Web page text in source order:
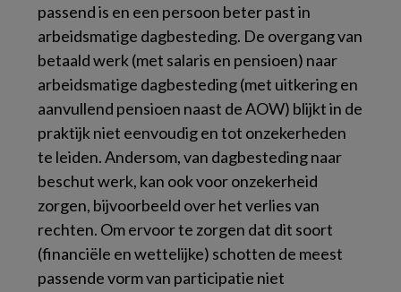
passend is en een persoon beter past in
arbeidsmatige dagbesteding. De overgang van
betaald werk (met salaris en pensioen) naar
arbeidsmatige dagbesteding (met uitkering en
aanvullend pensioen naast de AOW) blijkt in de
praktijk niet eenvoudig en tot onzekerheden
te leiden. Andersom, van dagbesteding naar
beschut werk, kan ook voor onzekerheid
zorgen, bijvoorbeeld over het verlies van
rechten. Om ervoor te zorgen dat dit soort
(financiële en wettelijke) schotten de meest
passende vorm van participatie niet